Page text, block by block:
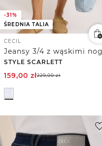
-31%
ŚREDNIA TALIA
CECIL
STYLE SCARLETT
159,00 zł229,00zł